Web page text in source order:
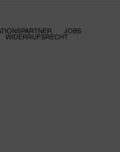
JOBS
WIDERRUFSRECHT